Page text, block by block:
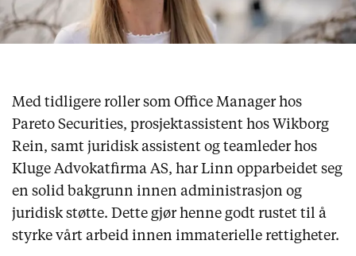
Med tidligere roller som Office Manager hos
Pareto Securities, prosjektassistent hos Wikborg
Rein, samt juridisk assistent og teamleder hos
Kluge Advokatfirma AS, har Linn opparbeidet seg
en solid bakgrunn innen administrasjon og
juridisk støtte. Dette gjør henne godt rustet til å
styrke vårt arbeid innen immaterielle rettigheter.